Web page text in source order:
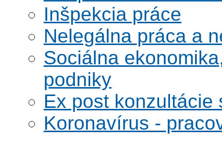
Inšpekcia práce
Nelegálna práca a
Sociálna
podniky
Ex post
Koronavírus -